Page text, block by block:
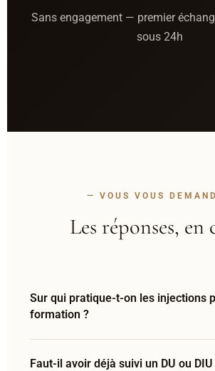
Sans engagement — premier
sous 24h
— VOUS VOUS
Les réponses, en
Sur qui pratique-t-on les injections
formation ?
préparés par la Maison Marignan.
Faut-il avoir déjà suivi un DU ou